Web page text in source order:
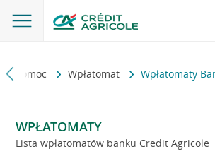
i pomoc Wpłatomat Wpłatomaty
WPŁATOMATY
Lista wpłatomatów banku Credit Agricole